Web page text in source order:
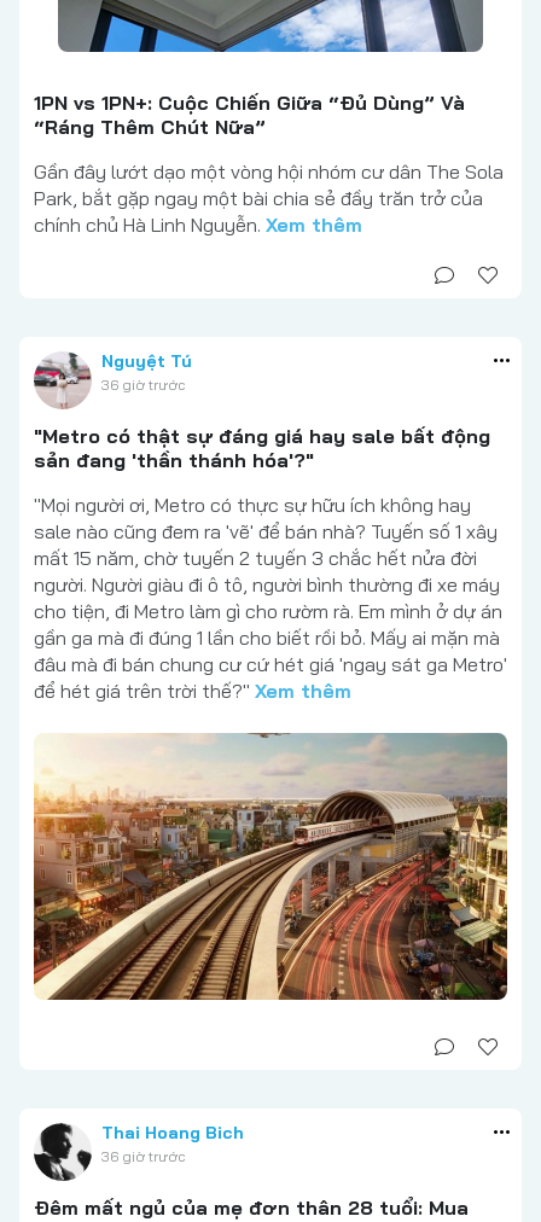
1PN vs 1PN+: Cuộc Chiến Giữa “Đủ Dùng” Và
“Ráng Thêm Chút Nữa”
Gần đây lướt dạo một vòng hội nhóm cư dân The Sola
Park, bắt gặp ngay một bài chia sẻ đầy trăn trở của
chính chủ Hà Linh Nguyễn. Xem thêm
Nguyệt Tú
36 giờ trước
"Metro có thật sự đáng giá hay sale bất động
sản đang 'thần thánh hóa'?"
"Mọi người ơi, Metro có thực sự hữu ích không hay
sale nào cũng đem ra 'vẽ' để bán nhà? Tuyến số 1 xây
mất 15 năm, chờ tuyến 2 tuyến 3 chắc hết nửa đời
người. Người giàu đi ô tô, người bình thường đi xe máy
cho tiện, đi Metro làm gì cho rườm rà. Em mình ở dự án
gần ga mà đi đúng 1 lần cho biết rồi bỏ. Mấy ai mặn mà
đâu mà đi bán chung cư cứ hét giá 'ngay sát ga Metro'
để hét giá trên trời thế?" Xem thêm
Thai Hoang Bich
36 giờ trước
Đêm mất ngủ của mẹ đơn thân 28 tuổi: Mua